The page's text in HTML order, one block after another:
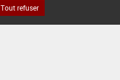
Tout refuser